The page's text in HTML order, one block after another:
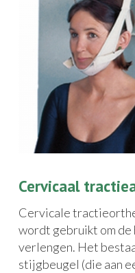
Cervicaal
Cervicale
wordt gebruikt om
verlengen. Het
stijgbeugel (die aan